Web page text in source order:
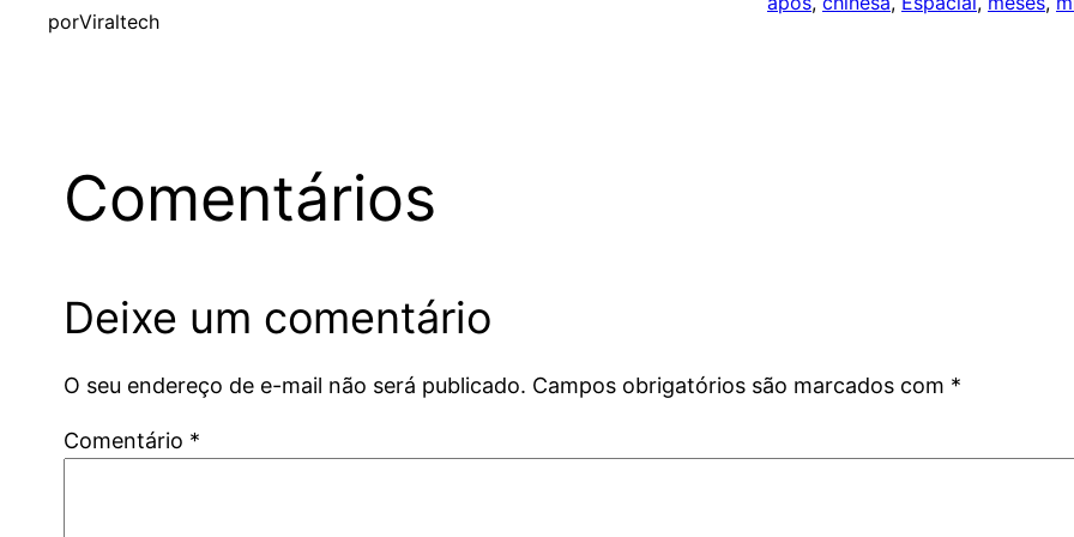
porViraltech
Comentários
Deixe um comentário
O seu endereço de e-mail não será publicado. Campos obrigatórios são marcados com *
Comentário *